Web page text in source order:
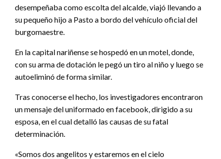
desempeñaba como escolta del alcalde, viajó llevando a
su pequeño hijo a Pasto a bordo del vehículo oficial del
burgomaestre.
En la capital nariñense se hospedó en un motel, donde,
con su arma de dotación le pegó un tiro al niño y luego se
autoeliminó de forma similar.
Tras conocerse el hecho, los investigadores encontraron
un mensaje del uniformado en facebook, dirigido a su
esposa, en el cual detalló las causas de su fatal
determinación.
«Somos dos angelitos y estaremos en el cielo